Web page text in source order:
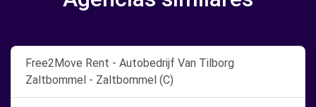
Free2Move Rent - Autobedrijf Van Tilborg
Zaltbommel - Zaltbommel (C)